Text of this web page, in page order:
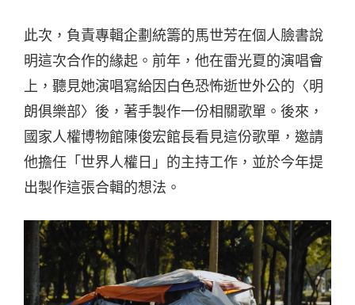
此次，負責專輯企劃統籌的馬世芳在個人臉書說
明這次合作的緣起。前年，他在雷光夏的演唱會
上，聽見她演唱寫給因白色恐怖逝世外公的〈明
朗俱樂部〉後，著手製作一份相關歌單。後來，
國家人權博物館陳俊宏館長看見這份歌單，邀請
他擔任「世界人權日」的主持工作，並於今年提
出製作這張合輯的想法。